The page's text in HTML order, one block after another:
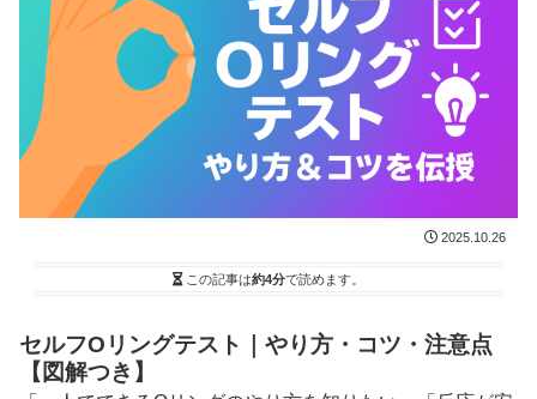
2025.10.26
この記事は約4分で読めます。
セルフOリングテスト｜やり方・コツ・注意点
【図解つき】